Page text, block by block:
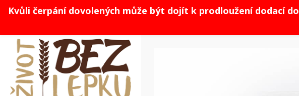
Kvůli čerpání dovolených může být dojít k prodloužení dodací